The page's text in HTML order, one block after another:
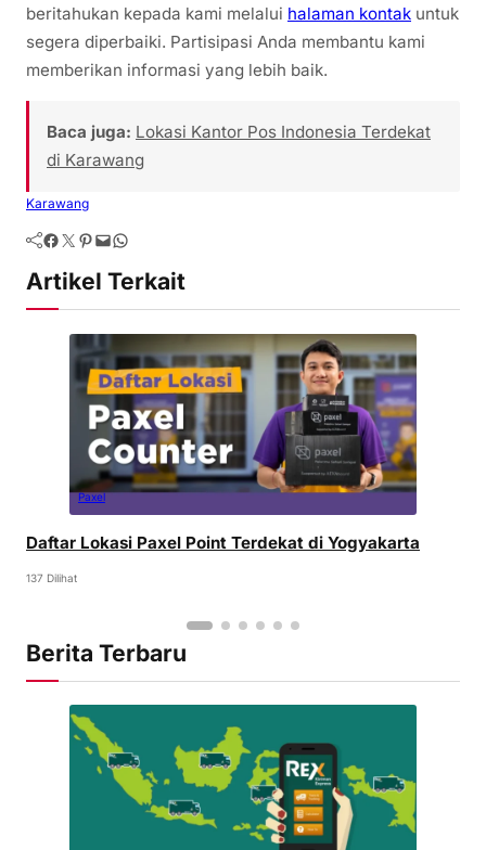
beritahukan kepada kami melalui halaman kontak untuk
segera diperbaiki. Partisipasi Anda membantu kami
memberikan informasi yang lebih baik.
Baca juga: Lokasi Kantor Pos Indonesia Terdekat
di Karawang
Karawang
Artikel Terkait
Paxel
Daftar Lokasi Paxel Point Terdekat di Yogyakarta
137 Dilihat
Berita Terbaru